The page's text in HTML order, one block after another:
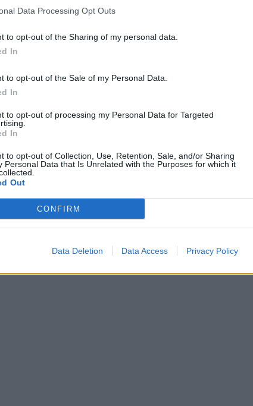
Data Processing Opt Outs
to opt-out of the Sharing of my personal data.
In
to opt-out of the Sale of my Personal Data.
In
to opt-out of processing my Personal Data for Targeted
In
to opt-out of Collection, Use, Retention, Sale, and/or Sharing
Personal Data that Is Unrelated with the Purposes for which it
Out
CONFIRM
Data Deletion Data Access Privacy Policy